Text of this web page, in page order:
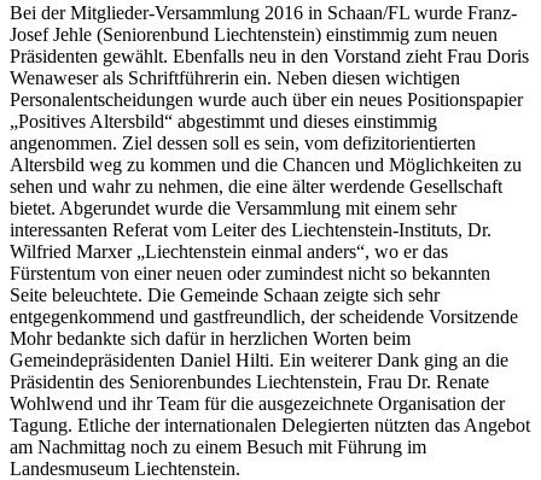
Bei der Mitglieder-Versammlung 2016 in Schaan/FL wurde Franz-
Josef Jehle (Seniorenbund Liechtenstein) einstimmig zum neuen
Präsidenten gewählt. Ebenfalls neu in den Vorstand zieht Frau Doris
Wenaweser als Schriftführerin ein. Neben diesen wichtigen
Personalentscheidungen wurde auch über ein neues Positionspapier
„Positives Altersbild“ abgestimmt und dieses einstimmig
angenommen. Ziel dessen soll es sein, vom defizitorientierten
Altersbild weg zu kommen und die Chancen und Möglichkeiten zu
sehen und wahr zu nehmen, die eine älter werdende Gesellschaft
bietet. Abgerundet wurde die Versammlung mit einem sehr
interessanten Referat vom Leiter des Liechtenstein-Instituts, Dr.
Wilfried Marxer „Liechtenstein einmal anders“, wo er das
Fürstentum von einer neuen oder zumindest nicht so bekannten
Seite beleuchtete. Die Gemeinde Schaan zeigte sich sehr
entgegenkommend und gastfreundlich, der scheidende Vorsitzende
Mohr bedankte sich dafür in herzlichen Worten beim
Gemeindepräsidenten Daniel Hilti. Ein weiterer Dank ging an die
Präsidentin des Seniorenbundes Liechtenstein, Frau Dr. Renate
Wohlwend und ihr Team für die ausgezeichnete Organisation der
Tagung. Etliche der internationalen Delegierten nützten das Angebot
am Nachmittag noch zu einem Besuch mit Führung im
Landesmuseum Liechtenstein.